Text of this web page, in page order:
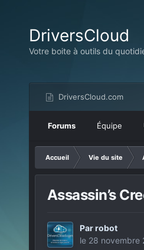
DriversCloud
Votre boite à outils du
DriversCloud.com
Forums Équipe
Accueil Vie du site
Assassin’s
Parrobot
le 28 novembre